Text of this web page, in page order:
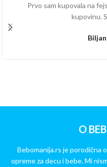
Prvo sam kupovala na
kupovinu.
O
Bebomanija.rs je porodična
opreme za decu i bebe. Mi